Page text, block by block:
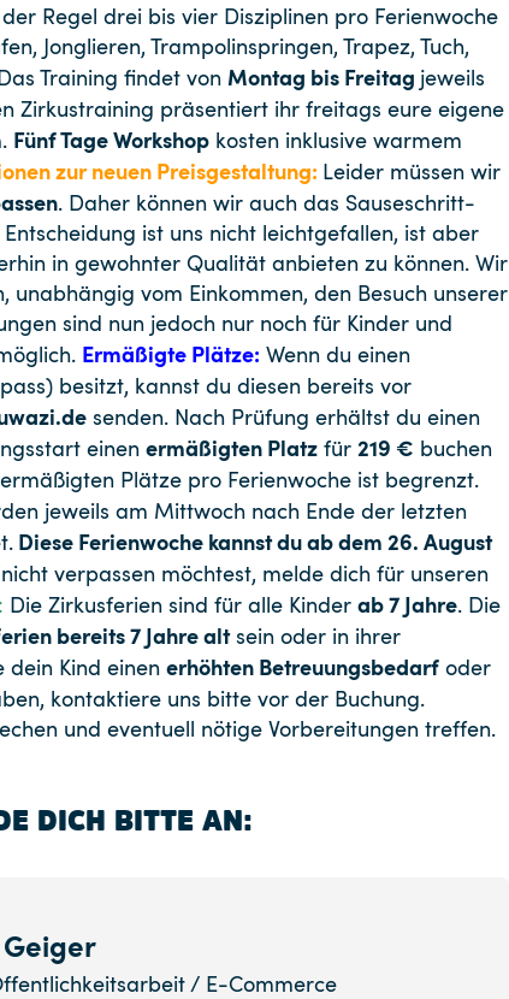
Regel drei bis vier Disziplinen pro Ferienwoche
Jonglieren, Trampolinspringen, Trapez, Tuch,
Training findet von Montag bis Freitag jeweils
Zirkustraining präsentiert ihr freitags eure eigene
. Fünf Tage Workshop kosten inklusive warmem
zur neuen Preisgestaltung: Leider müssen wir
. Daher können wir auch das Sauseschritt-
ist uns nicht leichtgefallen, ist aber
in gewohnter Qualität anbieten zu können. Wir
unabhängig vom Einkommen, den Besuch unserer
sind nun jedoch nur noch für Kinder und
Ermäßigte Plätze: Wenn du einen
besitzt, kannst du diesen bereits vor
senden. Nach Prüfung erhältst du einen
einen ermäßigten Platz für 219 € buchen
Plätze pro Ferienwoche ist begrenzt.
jeweils am Mittwoch nach Ende der letzten
Diese Ferienwoche kannst du ab dem 26. August
verpassen möchtest, melde dich für unseren
: Die Zirkusferien sind für alle Kinder ab 7 Jahre. Die
bereits 7 Jahre altsein oder in ihrer
dein Kind einen erhöhten Betreuungsbedarf oder
kontaktiere uns bitte vor der Buchung.
und eventuell nötige Vorbereitungen treffen.
DICH BITTE AN:
/ E-Commerce